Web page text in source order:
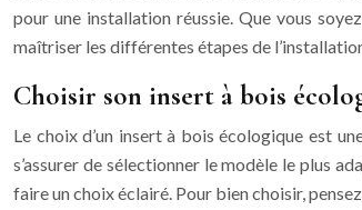
pour une installation réussie. Que vous
maîtriser les différentes étapes de
Choisir son insert à bois
Le choix d’un insert à bois écologique est
s’assurer de sélectionner le modèle le plus
faire un choix éclairé. Pour bien choisir,